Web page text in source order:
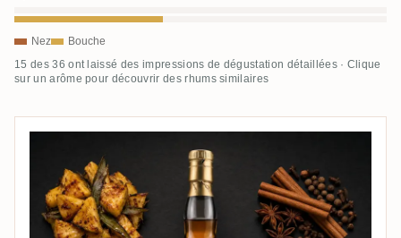
Nez Bouche
15 des 36 ont laissé des impressions de dégustation détaillées · Clique
sur un arôme pour découvrir des rhums similaires